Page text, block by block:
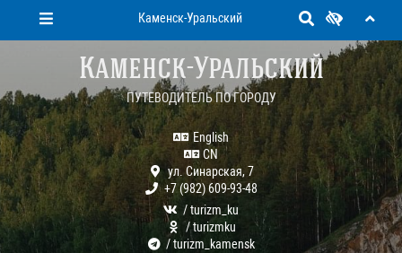
Каменск-Уральский
Каменск-Уральский
ПУТЕВОДИТЕЛЬ ПО ГОРОДУ
English
CN
ул. Синарская, 7
+7 (982) 609-93-48
/ turizm_ku
/ turizmku
/ turizm_kamensk